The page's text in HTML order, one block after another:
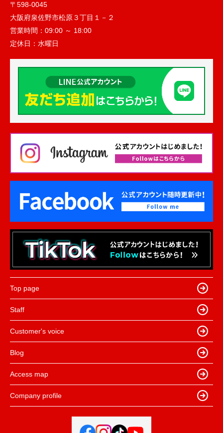
〒598-0045
大阪府泉佐野市松原３丁目１－２
営業時間： 09:00 ～ 18:00
定休日： 水曜日
Top page
Staff
Customer's voice
Blog
Access map
Company profile